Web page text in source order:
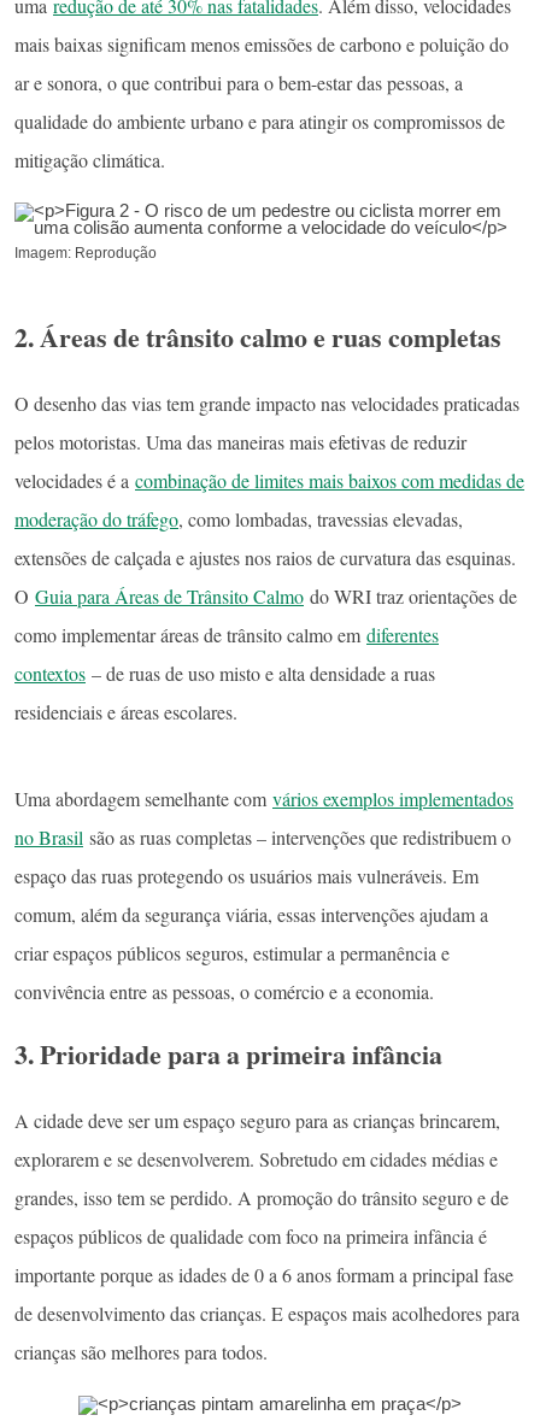
uma redução de até 30% nas fatalidades. Além disso, velocidades
mais baixas significam menos emissões de carbono e poluição do
ar e sonora, o que contribui para o bem-estar das pessoas, a
qualidade do ambiente urbano e para atingir os compromissos de
mitigação climática.
Imagem: Reprodução
2. Áreas de trânsito calmo e ruas completas
O desenho das vias tem grande impacto nas velocidades praticadas
pelos motoristas. Uma das maneiras mais efetivas de reduzir
velocidades é a combinação de limites mais baixos com medidas de
moderação do tráfego, como lombadas, travessias elevadas,
extensões de calçada e ajustes nos raios de curvatura das esquinas.
O Guia para Áreas de Trânsito Calmo do WRI traz orientações de
como implementar áreas de trânsito calmo em diferentes
contextos – de ruas de uso misto e alta densidade a ruas
residenciais e áreas escolares.
Uma abordagem semelhante com vários exemplos implementados
no Brasil são as ruas completas – intervenções que redistribuem o
espaço das ruas protegendo os usuários mais vulneráveis. Em
comum, além da segurança viária, essas intervenções ajudam a
criar espaços públicos seguros, estimular a permanência e
convivência entre as pessoas, o comércio e a economia.
3. Prioridade para a primeira infância
A cidade deve ser um espaço seguro para as crianças brincarem,
explorarem e se desenvolverem. Sobretudo em cidades médias e
grandes, isso tem se perdido. A promoção do trânsito seguro e de
espaços públicos de qualidade com foco na primeira infância é
importante porque as idades de 0 a 6 anos formam a principal fase
de desenvolvimento das crianças. E espaços mais acolhedores para
crianças são melhores para todos.